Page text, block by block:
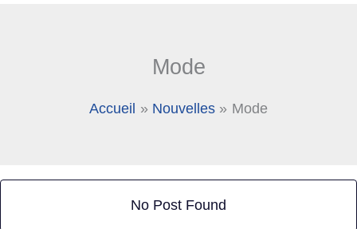
Mode
Accueil Nouvelles Mode
No Post Found